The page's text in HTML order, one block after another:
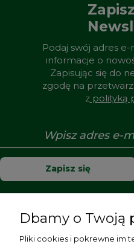
Podaj swój adres
informacje o
Zapisując się do
zgodę na
zpolityką
Zapisz się
Dbamy o Twoją
Pliki cookies i pokrewne im